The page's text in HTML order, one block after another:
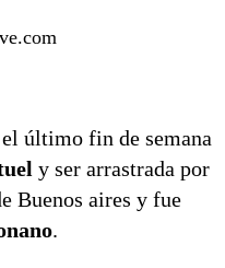
último fin de semana
y ser arrastrada por
Buenos aires y fue
.